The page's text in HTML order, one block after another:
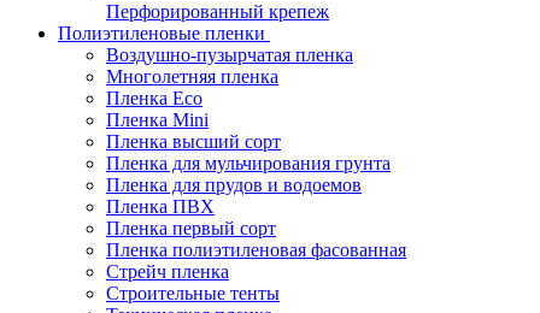
Перфорированный крепеж
Полиэтиленовые пленки
Воздушно-пузырчатая пленка
Многолетняя пленка
Пленка Eco
Пленка Mini
Пленка высший сорт
Пленка для мульчирования грунта
Пленка для прудов и водоемов
Пленка ПВХ
Пленка первый сорт
Пленка полиэтиленовая фасованная
Стрейч пленка
Строительные тенты